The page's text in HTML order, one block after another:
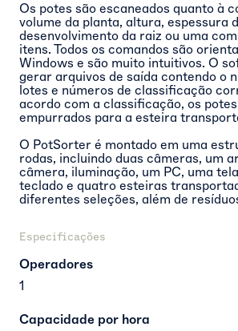
Os potes são escaneados quanto à
volume da planta, altura, espessura
desenvolvimento da raiz ou uma
itens. Todos os comandos são
Windows e são muito intuitivos. O
gerar arquivos de saída contendo o
lotes e números de classificação
acordo com a classificação, os
empurrados para a esteira
O PotSorter é montado em uma
rodas, incluindo duas câmeras, um
câmera, iluminação, um PC, uma
teclado e quatro esteiras
diferentes seleções, além de
Especificações
Operadores
1
Capacidade por hora